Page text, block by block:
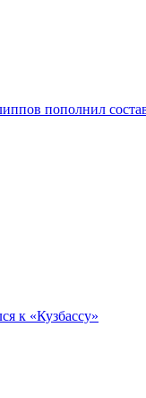
пополнил состав
к «Кузбассу»